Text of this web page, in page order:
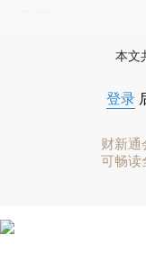
本文
登录
财新通
可畅读